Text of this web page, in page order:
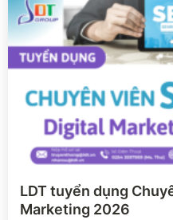
Xem chi tiết
LDT tuyển dụng
Marketing 2026